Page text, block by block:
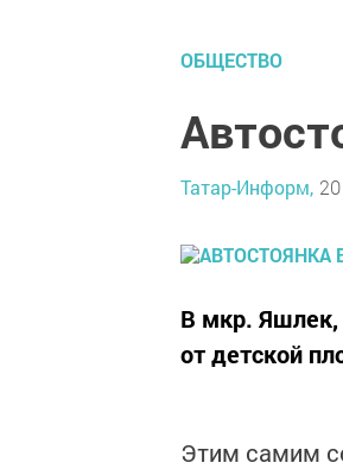
ОБЩЕСТВО
Татар-Информ,
В мкр. Яшлек,
от детской
Этим самим